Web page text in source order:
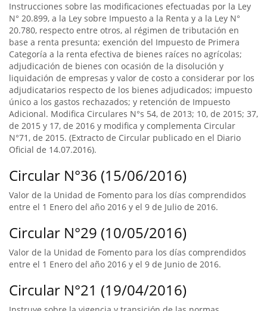
Instrucciones sobre las modificaciones efectuadas por la Ley
N° 20.899, a la Ley sobre Impuesto a la Renta y a la Ley N°
20.780, respecto entre otros, al régimen de tributación en
base a renta presunta; exención del Impuesto de Primera
Categoría a la renta efectiva de bienes raíces no agrícolas;
adjudicación de bienes con ocasión de la disolución y
liquidación de empresas y valor de costo a considerar por los
adjudicatarios respecto de los bienes adjudicados; impuesto
único a los gastos rechazados; y retención de Impuesto
Adicional. Modifica Circulares N°s 54, de 2013; 10, de 2015; 37,
de 2015 y 17, de 2016 y modifica y complementa Circular
N°71, de 2015. (Extracto de Circular publicado en el Diario
Oficial de 14.07.2016).
Circular N°36 (15/06/2016)
Valor de la Unidad de Fomento para los días comprendidos
entre el 1 Enero del año 2016 y el 9 de Julio de 2016.
Circular N°29 (10/05/2016)
Valor de la Unidad de Fomento para los días comprendidos
entre el 1 Enero del año 2016 y el 9 de Junio de 2016.
Circular N°21 (19/04/2016)